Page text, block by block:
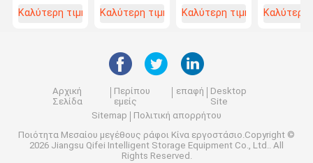
χρώματος
Δυνατότητα
Καλύτερη τιμή
πάτωμα 2-3
επίπεδα με
φορτίο
Καλύτερη τιμή
μεζανινών
ράφων με
Καλύτερη τιμή
Πακέτο
Καλύτερη
Αρχική
Σελίδα
Περίπου
εμείς
επαφή
Desktop
Site
Sitemap
Πολιτική απορρήτου
Ποιότητα Μεσαίου μεγέθους ράφοι Κίνα εργοστάσιο.Copyright ©
2026 Jiangsu Qifei Intelligent Storage Equipment Co., Ltd.. All
Rights Reserved.